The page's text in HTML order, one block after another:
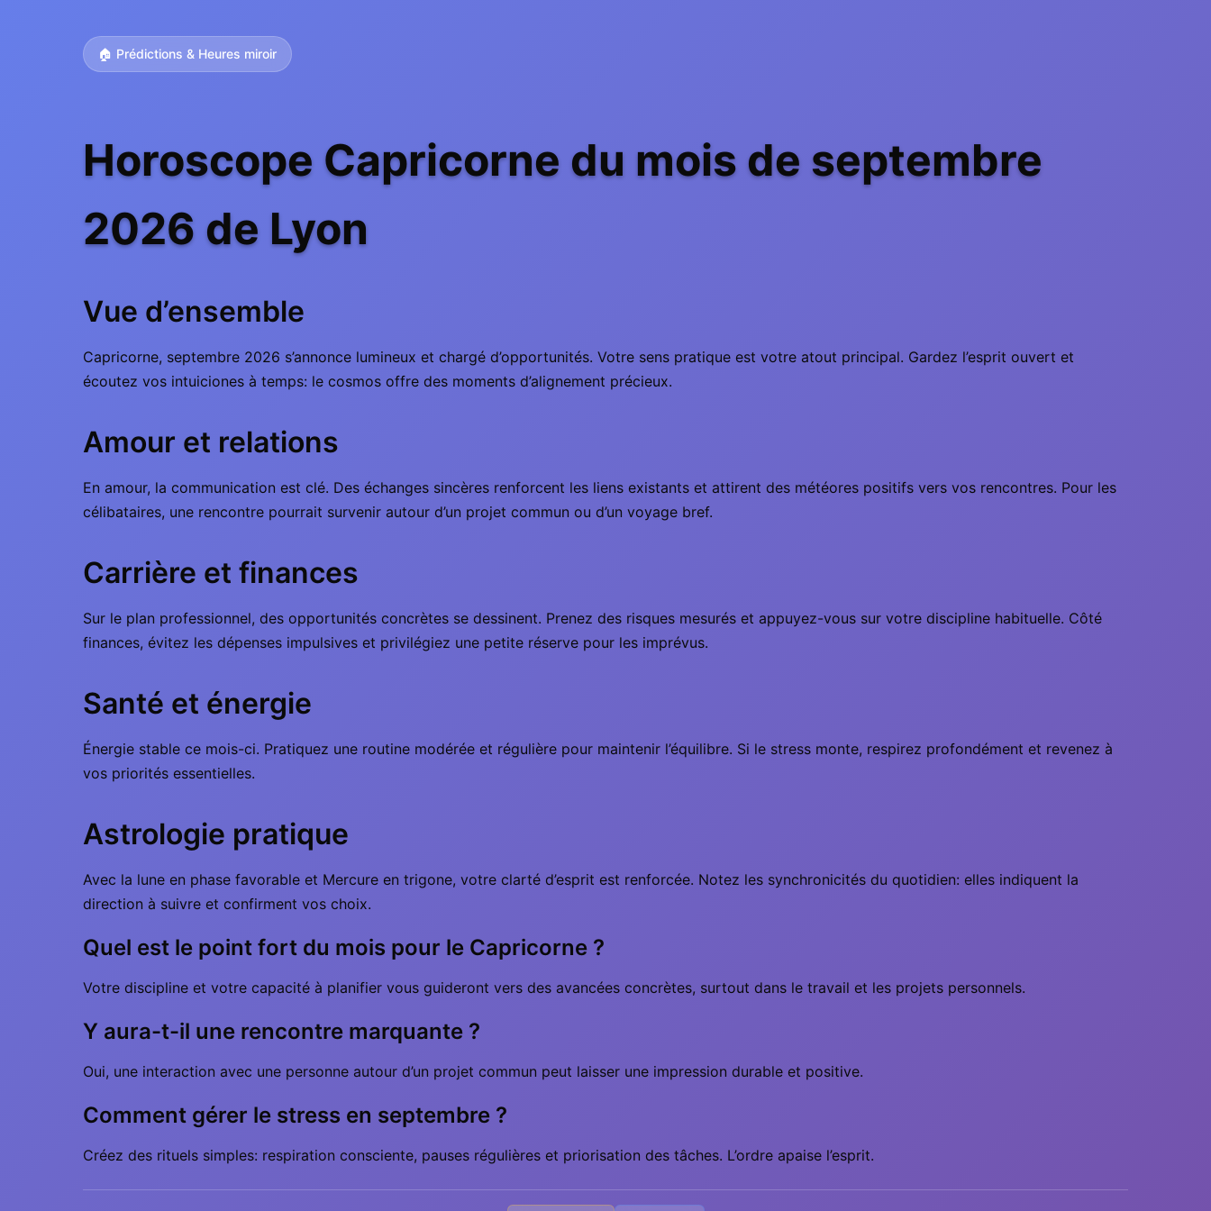
🏠 Prédictions & Heures miroir
Horoscope Capricorne du mois de septembre
2026 de Lyon
Vue d’ensemble
Capricorne, septembre 2026 s’annonce lumineux et chargé d’opportunités. Votre sens pratique est votre atout principal. Gardez l’esprit ouvert et
écoutez vos intuiciones à temps: le cosmos offre des moments d’alignement précieux.
Amour et relations
En amour, la communication est clé. Des échanges sincères renforcent les liens existants et attirent des météores positifs vers vos rencontres. Pour les
célibataires, une rencontre pourrait survenir autour d’un projet commun ou d’un voyage bref.
Carrière et finances
Sur le plan professionnel, des opportunités concrètes se dessinent. Prenez des risques mesurés et appuyez-vous sur votre discipline habituelle. Côté
finances, évitez les dépenses impulsives et privilégiez une petite réserve pour les imprévus.
Santé et énergie
Énergie stable ce mois-ci. Pratiquez une routine modérée et régulière pour maintenir l’équilibre. Si le stress monte, respirez profondément et revenez à
vos priorités essentielles.
Astrologie pratique
Avec la lune en phase favorable et Mercure en trigone, votre clarté d’esprit est renforcée. Notez les synchronicités du quotidien: elles indiquent la
direction à suivre et confirment vos choix.
Quel est le point fort du mois pour le Capricorne ?
Votre discipline et votre capacité à planifier vous guideront vers des avancées concrètes, surtout dans le travail et les projets personnels.
Y aura-t-il une rencontre marquante ?
Oui, une interaction avec une personne autour d’un projet commun peut laisser une impression durable et positive.
Comment gérer le stress en septembre ?
Créez des rituels simples: respiration consciente, pauses régulières et priorisation des tâches. L’ordre apaise l’esprit.